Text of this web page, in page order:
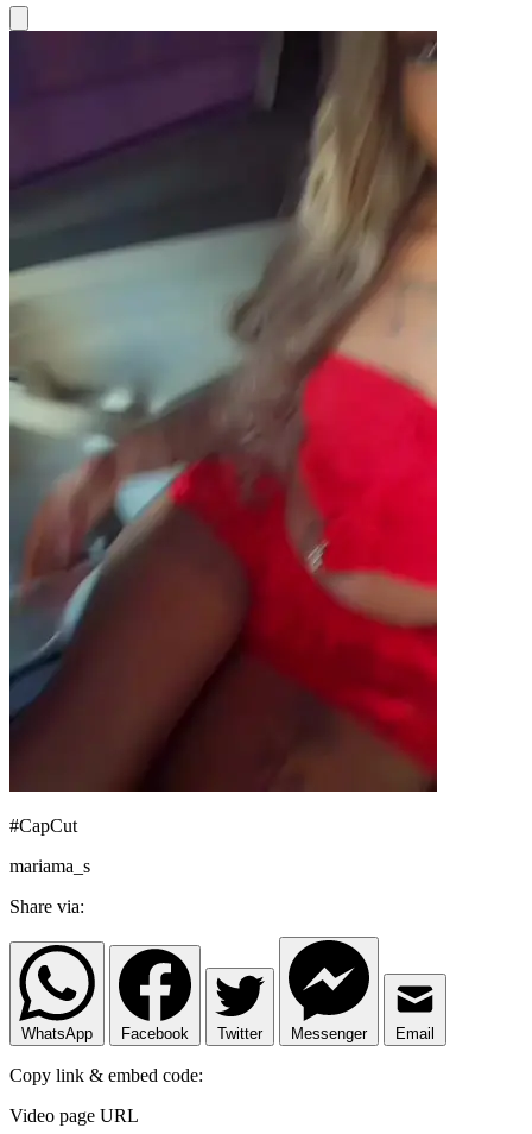
#CapCut
mariama_s
Share via:
WhatsApp Facebook Twitter Messenger Email
Copy link & embed code:
Video page URL